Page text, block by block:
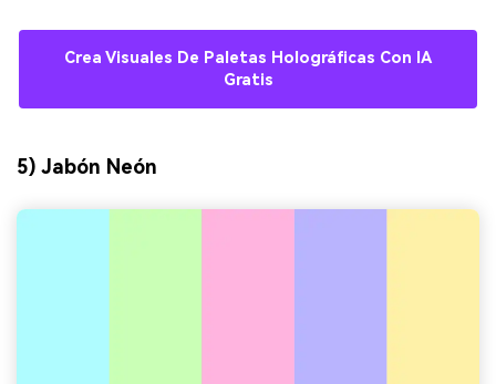
Crea Visuales De Paletas Holográficas Con IA
Gratis
5) Jabón Neón